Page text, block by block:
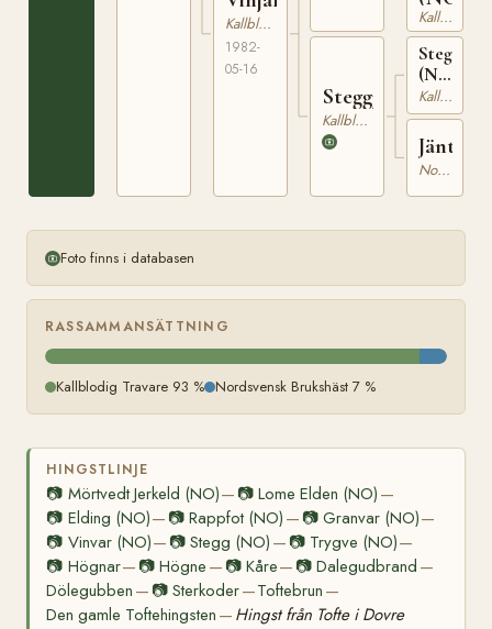
Kallblodig Travare
1982-
05-16
Steggjänta
Kallblodig Travare
Kallblodig Travare
Steggbest
(NO)
T-
233
Kallblodig Travare
Nordsvensk Brukshäst
Foto finns i databasen
RASSAMMANSÄTTNING
Kallblodig Travare 93 % Nordsvensk Brukshäst 7 %
HINGSTLINJE
📷 Mörtvedt Jerkeld (NO)— 📷Lome Elden (NO) —
📷 Elding (NO)— 📷Rappfot (NO) — 📷 Granvar (NO)—
📷 Vinvar (NO)— 📷Stegg (NO) — 📷 Trygve (NO)—
📷 Högnar— 📷Högne — 📷 Kåre— 📷 Dalegudbrand —
Dölegubben — 📷Sterkoder—Toftebrun —
Den gamle Toftehingsten — Hingst från Tofte i Dovre